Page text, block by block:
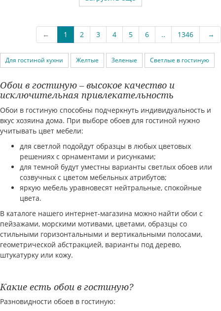
← 1 2 3 4 5 6 .. 1346 →
Для гостиной кухни Желтые Зеленые Светлые в гостиную
Обои в гостиную – высокое качество и
исключительная привлекательность
Обои в гостиную способны подчеркнуть индивидуальность и
вкус хозяина дома. При выборе обоев для гостиной нужно
учитывать цвет мебели:
для светлой подойдут образцы в любых цветовых
решениях с орнаментами и рисунками;
для темной будут уместны варианты светлых обоев или
созвучных с цветом мебельных атрибутов;
яркую мебель уравновесят нейтральные, спокойные
цвета.
В каталоге нашего интернет-магазина можно найти обои с
пейзажами, морскими мотивами, цветами, образцы со
стильными горизонтальными и вертикальными полосами,
геометрической абстракцией, варианты под дерево,
штукатурку или кожу.
Какие есть обои в гостиную?
Разновидности обоев в гостиную: